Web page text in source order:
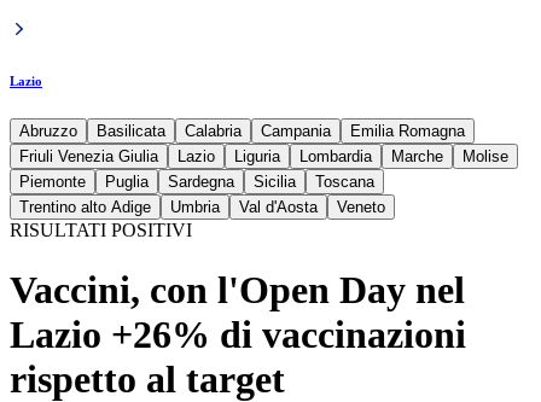
Lazio
Abruzzo Basilicata Calabria Campania
Emilia Romagna
Friuli Venezia Giulia
Lazio Liguria Lombardia Marche
Molise
Piemonte
Puglia Sardegna Sicilia
Toscana
Trentino alto Adige
Umbria Val d'Aosta Veneto
RISULTATI POSITIVI
Vaccini, con l'Open Day nel
Lazio +26% di vaccinazioni
rispetto al target